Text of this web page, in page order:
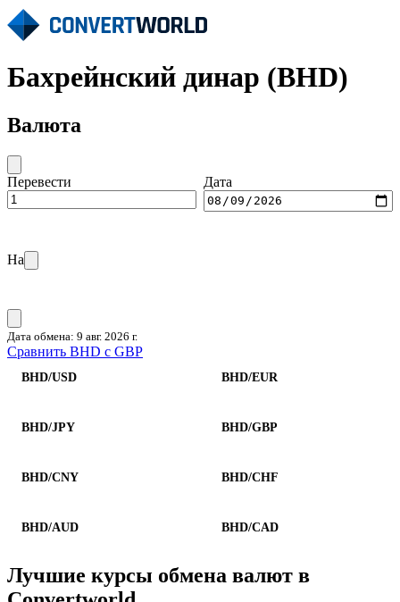
Бахрейнский динар (BHD)
Валюта
Перевести Дата
На
Дата обмена: 9 авг. 2026 г.
Сравнить BHD с GBP
BHD/USD BHD/EUR
BHD/JPY BHD/GBP
BHD/CNY BHD/CHF
BHD/AUD BHD/CAD
Лучшие курсы обмена валют в